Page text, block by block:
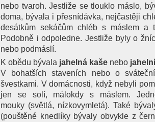
nebo tvaroh. Jestliže se tlouklo máslo,
doma, bývala i přesnídávka, nejčastěji
desátkům sekáčům chléb s máslem a
Podobně i odpoledne. Jestliže byly o
nebo podmáslí.
K obědu bývala jahelná kaše nebo
V bohatších staveních nebo o
švestkami. V domácnosti, když nebyli
jen se solí, málokdy s máslem.
mouky (světlá, nízkovymletá). Také
(pouštěné knedlíky bývaly obvykle z